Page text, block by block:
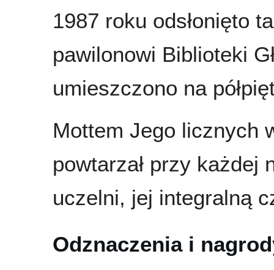
1987 roku odsłonięto
pawilonowi Biblioteki
umieszczono na
Mottem Jego licznych
powtarzał przy każdej
uczelni, jej integralną
Odznaczenia i